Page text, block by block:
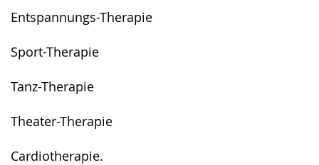
Entspannungs-Therapie
Sport-Therapie
Tanz-Therapie
Theater-Therapie
Cardiotherapie.